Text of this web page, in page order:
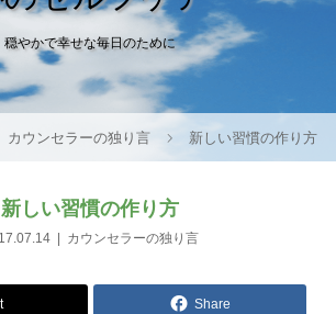
穏やかで幸せな毎日のために
カウンセラーの独り言 新しい習慣の作り方
新しい習慣の作り方
カウンセラーの独り言
Share